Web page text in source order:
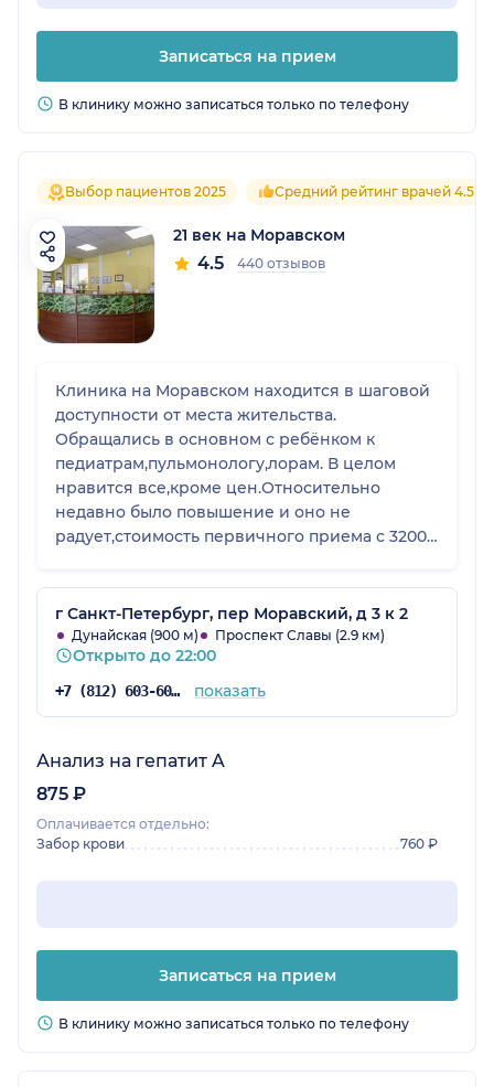
Записаться на прием
В клинику можно записаться только по телефону
Выбор пациентов 2025 Средний рейтинг врачей 4.5
21 век на Моравском
4.5 440 отзывов
Клиника на Моравском находится в шаговой
доступности от места жительства.
Обращались в основном с ребёнком к
педиатрам,пульмонологу,лорам. В целом
нравится все,кроме цен.Относительно
недавно было повышение и оно не
радует,стоимость первичного приема с 3200
назад были неприветливые
администраторы,но сейчас,кажется,все ок. В
остальном одни плюсы. Врачи,все что нам
попадались грамотные,доброжелательные
,ни разу в этой клинике нам не навязывали
сразу эффекта,,врач готов был принять даже
скорректировать назначения.
г Санкт-Петербург, пер Моравский, д 3 к 2
Дунайская (900 м) Проспект Славы (2.9 км)
Открыто до 22:00
+7 (812) 603-60-42 показать
Анализ на гепатит A
875 ₽
Оплачивается отдельно:
Забор крови
760 ₽
Записаться на прием
В клинику можно записаться только по телефону